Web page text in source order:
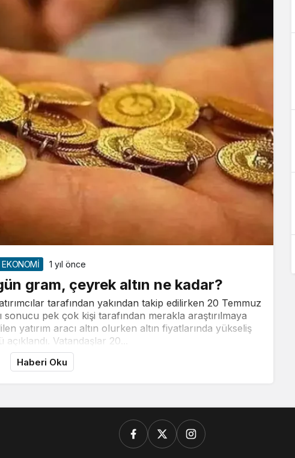
EKONOMİ 1 yıl önce
gram, çeyrek altın ne kadar?
tarafından yakından takip edilirken 20 Temmuz
sonucu pek çok kişi tarafından merakla araştırılmaya
yatırım aracı altın olurken altın fiyatlarında yükseliş
Vatandaşlar 20...
Haberi Oku